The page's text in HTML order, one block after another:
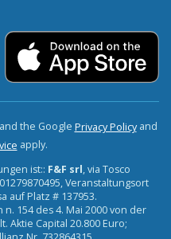
the Google Privacy Policyand
apply.
ist:: F&F srl, via Tosco
Veranstaltungsort
auf Platz # 137953.
154 des 4. Mai 2000 von der
Aktie Capital 20.800 Euro;